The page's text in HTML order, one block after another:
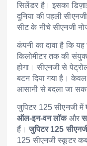
सिलेंडर है। इसका
दुनिया की पहली
सीट के नीचे सीएनजी
कंपनी का दावा है कि
किलोमीटर तक की
होगा। सीएनजी से
बटन दिया गया है।
आसानी से बदला जा
जुपिटर 125 सीएनजी में
ऑल-इन-वन लॉकऔर
हैं।जुपिटर 125
125 सीएनजी स्कूटर कब